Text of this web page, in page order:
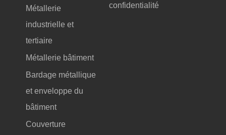
Métallerie
industrielle et
tertiaire
Métallerie bâtiment
Bardage métallique
et enveloppe du
bâtiment
Couverture
confidentialité